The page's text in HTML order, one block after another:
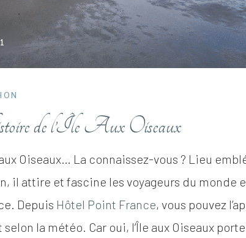
de l’Île Aux Oiseaux
aux Oiseaux… La connaissez-vous ? Lieu
il attire et fascine les voyageurs du monde
Depuis Hôtel Point France, vous pouvez
la météo. Car oui, l’Île aux Oiseaux